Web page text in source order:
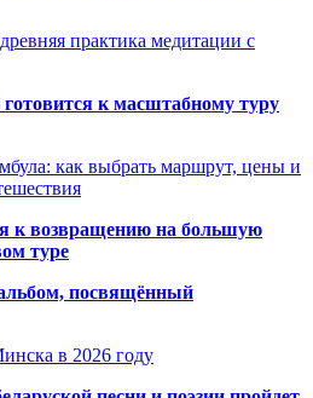
практика медитации с
к масштабному туру
как выбрать маршрут, цены и
к возвращению на большую
туре
посвящённый
в 2026 году